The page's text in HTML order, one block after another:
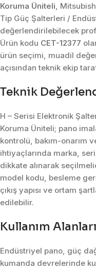
Koruma Üniteli,
Tip Güç Şalterleri /
değerlendirilebilecek
Ürün kodu CET-12377
ürün seçimi, muadil
açısından teknik ekip
Teknik
H – Serisi Elektronik
Koruma Üniteli; pano
kontrolü, bakım-onarım
ihtiyaçlarında marka,
dikkate alınarak
model kodu, besleme
çıkış yapısı ve ortam
edilebilir.
Kullanım Alanları
Endüstriyel pano, güç
kumanda devrelerinde